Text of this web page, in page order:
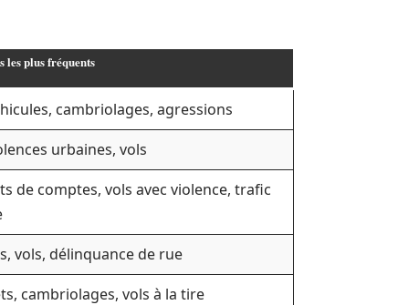
les plus fréquents
cambriolages, agressions
urbaines, vols
de comptes, vols avec violence, trafic
vols, délinquance de rue
cambriolages, vols à la tire